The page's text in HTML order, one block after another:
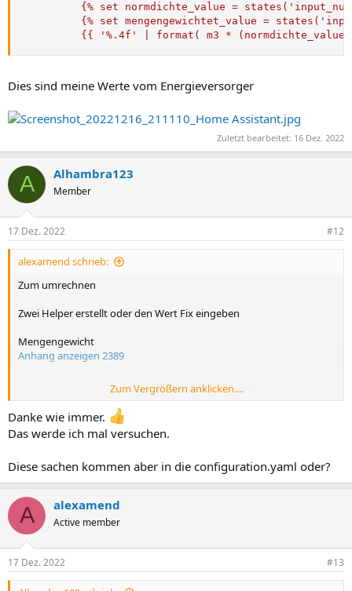
{% set normdichte_value =
{% set mengengewichtet_value =
{{ '%.4f' | format( m3 *
Dies sind meine Werte vom Energieversorger
Zuletzt bearbeitet: 16 Dez. 2022
A Alhambra123
Member
17 Dez. 2022 #12
alexamend schrieb:
Zum umrechnen
Zwei Helper erstellt oder den Wert Fix eingeben
Mengengewicht
Anhang anzeigen 2389
Normdichte
Anhang anzeigen 2390
umrechne
unit of measurement auf kWh
EDIT: hab se mal umgestellt, Achtung
Gas akzeptiert
YAML:
template:
Zum Vergrößern anklicken....
Danke wie immer.
Das werde ich mal versuchen.
Diese sachen kommen aber in die configuration.yaml oder?
A alexamend
Active member
17 Dez. 2022 #13